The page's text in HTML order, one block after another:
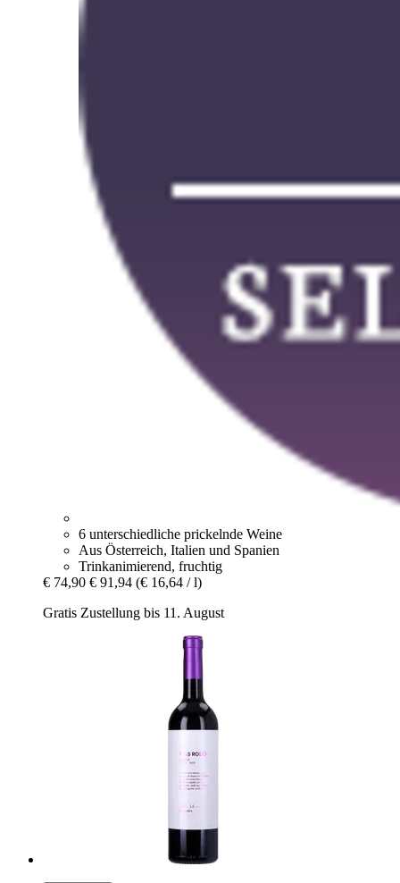
6 unterschiedliche prickelnde Weine
Aus Österreich, Italien und Spanien
Trinkanimierend, fruchtig
€ 74,90 € 91,94 (€ 16,64 / l)
Gratis Zustellung bis 11. August